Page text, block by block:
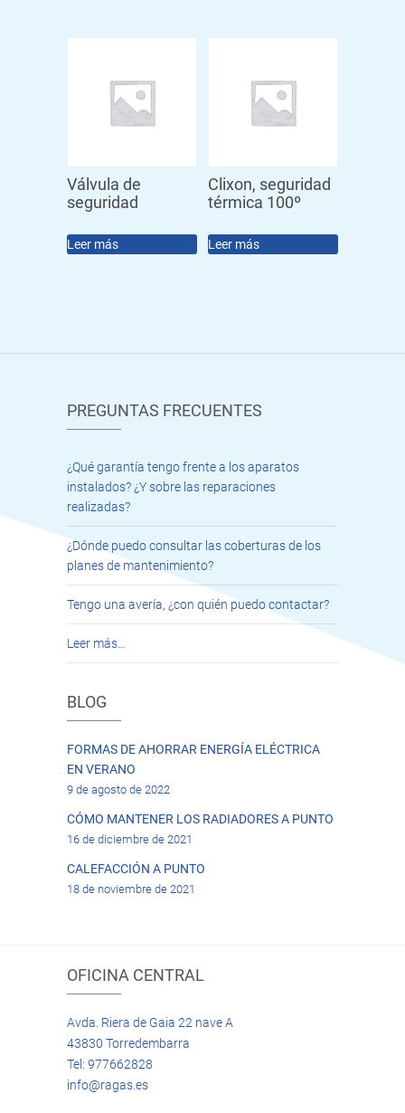
Válvula de
seguridad
Leer más
Clixon, seguridad
térmica 100º
Leer más
PREGUNTAS FRECUENTES
¿Qué garantía tengo frente a los aparatos
instalados? ¿Y sobre las reparaciones
realizadas?
¿Dónde puedo consultar las coberturas de los
planes de mantenimiento?
Tengo una avería, ¿con quién puedo contactar?
Leer más…
BLOG
FORMAS DE AHORRAR ENERGÍA ELÉCTRICA
EN VERANO
9 de agosto de 2022
CÓMO MANTENER LOS RADIADORES A PUNTO
16 de diciembre de 2021
CALEFACCIÓN A PUNTO
18 de noviembre de 2021
OFICINA CENTRAL
Avda. Riera de Gaia 22 nave A
43830 Torredembarra
Tel: 977662828
info@ragas.es